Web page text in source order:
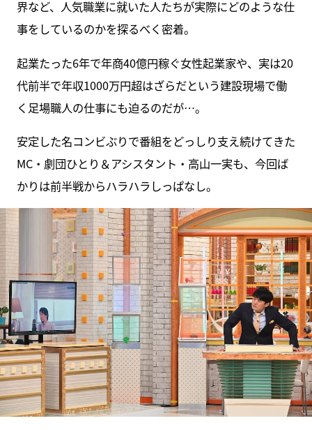
界など、人気職業に就いた人たちが実際にどのような仕
事をしているのかを探るべく密着。
起業たった6年で年商40億円稼ぐ女性起業家や、実は20
代前半で年収1000万円超はざらだという建設現場で働
く足場職人の仕事にも迫るのだが…。
安定した名コンビぶりで番組をどっしり支え続けてきた
MC・劇団ひとり＆アシスタント・高山一実も、今回ば
かりは前半戦からハラハラしっぱなし。